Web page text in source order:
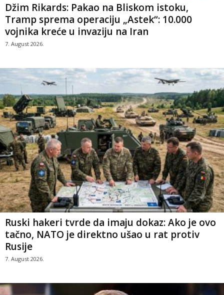
Džim Rikards: Pakao na Bliskom istoku,
Tramp sprema operaciju „Astek“: 10.000
vojnika kreće u invaziju na Iran
7. August 2026.
Ruski hakeri tvrde da imaju dokaz: Ako je ovo
tačno, NATO je direktno ušao u rat protiv
Rusije
7. August 2026.